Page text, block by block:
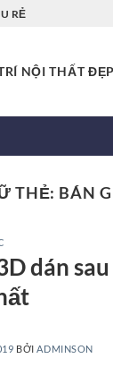
RẺ
NỘI THẤT
THẺ: BÁN
dán
BỞIADMINSON